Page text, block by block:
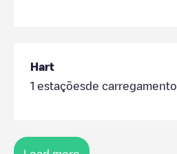
Hart
1 estaçõesde carregamento